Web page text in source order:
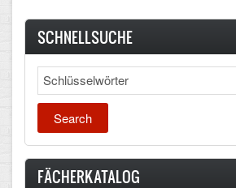
FÄCHER
Ethik, Philosophie und Religion
Gesellschaftswissenschaften
SCHNELLSUCHE
Search
FÄCHERKATALOG